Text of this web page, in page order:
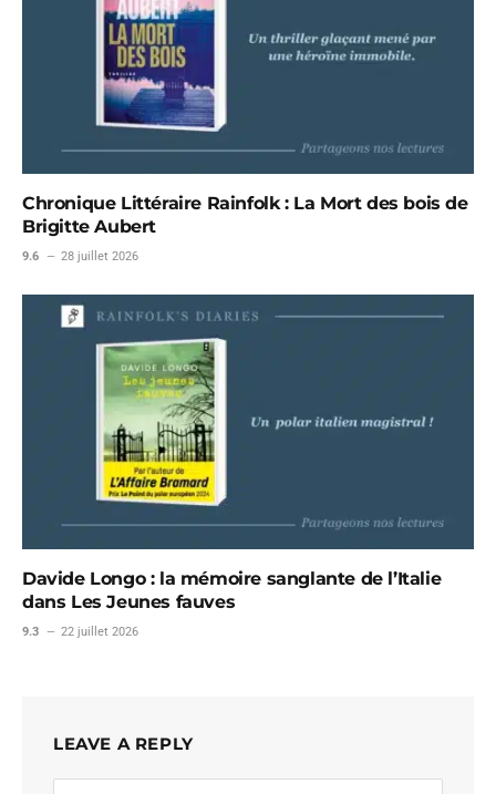
Chronique Littéraire Rainfolk : La Mort des bois de
Brigitte Aubert
9.6 28 juillet 2026
Davide Longo : la mémoire sanglante de l’Italie
dans Les Jeunes fauves
9.3 22 juillet 2026
LEAVE A REPLY